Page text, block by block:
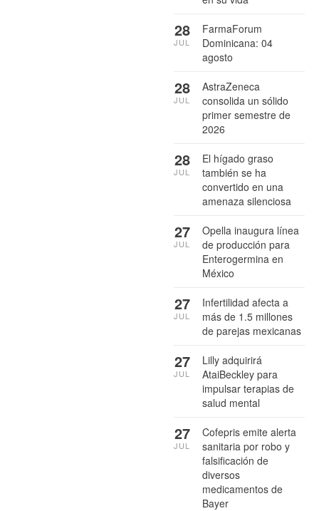
FarmaForum
Dominicana: 04
agosto
28
JUL
AstraZeneca
consolida un sólido
primer semestre de
2026
28
JUL
El hígado graso
también se ha
convertido en una
amenaza silenciosa
28
JUL
Opella inaugura línea
de producción para
Enterogermina en
México
27
JUL
Infertilidad afecta a
más de 1.5 millones
de parejas mexicanas
27
JUL
Lilly adquirirá
AtaiBeckley para
impulsar terapias de
salud mental
27
JUL
Cofepris emite alerta
sanitaria por robo y
falsificación de
diversos
medicamentos de
Bayer
27
JUL